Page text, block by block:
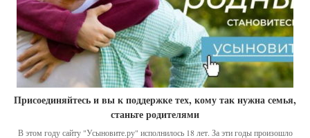
Присоединяйтесь и вы к поддержке тех, кому так нужна семья,
станьте родителями
В этом году сайту "Усыновите.ру" исполнилось 18 лет. За эти годы произошло